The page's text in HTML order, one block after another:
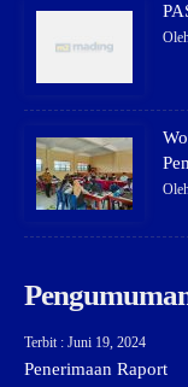
Terbit : Juni 19, 2024
Penerimaan Raport